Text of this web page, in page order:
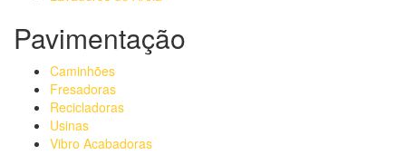
Pavimentação
Caminhões
Fresadoras
Recicladoras
Usinas
Vibro Acabadoras